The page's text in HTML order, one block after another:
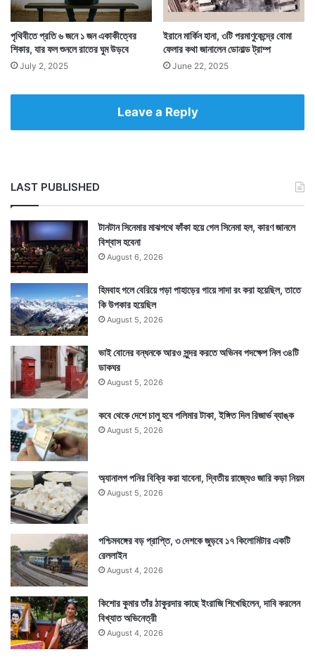
পৃথিবীতে প্রতি ৬ জনে ১ জন একাকীত্বের
শিকার, যার ফল শুনলে রাতের ঘুম উড়বে
July 2, 2025
ইরানে মার্কিন হানা, ৩টি পরমাণুকেন্দ্রে বোমা
ফেলার কথা জানালেন ডোনাল্ড ট্রাম্প
June 22, 2025
Leave a Reply
LAST PUBLISHED
টানটান সিনেমার মাঝপথে ফাঁকা হয়ে গেল সিনেমা হল, কারণ জানলে
বিশ্বাস হবেনা
August 6, 2026
হিমবাহ গলে বেরিয়ে পড়া পাহাড়ের গায়ে সাদা রং করা হয়েছিল, তাতে
কি উপকার হয়েছিল
August 5, 2026
ভাই বোনের বন্ধনকে আরও সুন্দর করতে অভিনব পদক্ষেপ নিল ৩৪টি
ডাকঘর
August 5, 2026
কবে থেকে দেশে চালু হবে পলিমার টাকা, ইঙ্গিত দিল রিজার্ভ ব্যাঙ্ক
August 5, 2026
অ্যানালগ পনির বিক্রি করা যাবেনা, দ্বিতীয় রাজ্যেও জারি কড়া নিয়ম
August 5, 2026
পশ্চিমবঙ্গের বড় প্রাপ্তি, ৩ দেশকে জুড়বে ১৭ কিলোমিটার একটি
রেললাইন
August 4, 2026
কিশোর কুমার তাঁর ঠাকুরদার কাছে ইংরাজি শিখেছিলেন, দাবি করলেন
বিখ্যাত অভিনেত্রী
August 4, 2026